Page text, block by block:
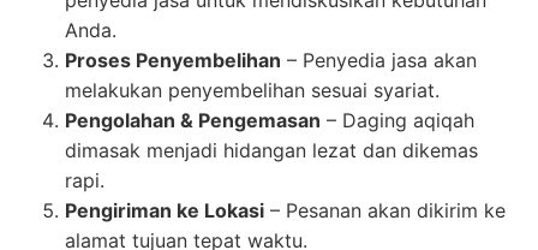
Anda.
Proses Penyembelihan – Penyedia jasa akan
melakukan penyembelihan sesuai syariat.
Pengolahan & Pengemasan – Daging aqiqah
dimasak menjadi hidangan lezat dan dikemas
rapi.
Pengiriman ke Lokasi– Pesanan akan dikirim ke
alamat tujuan tepat waktu.